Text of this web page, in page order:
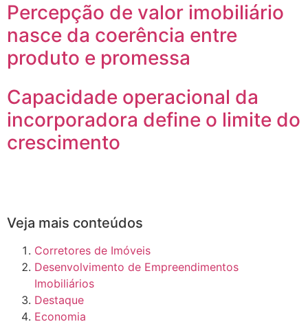
Percepção de valor imobiliário
nasce da coerência entre
produto e promessa
Capacidade operacional da
incorporadora define o limite do
crescimento
Veja mais conteúdos
Corretores de Imóveis
Desenvolvimento de Empreendimentos
Imobiliários
Destaque
Economia